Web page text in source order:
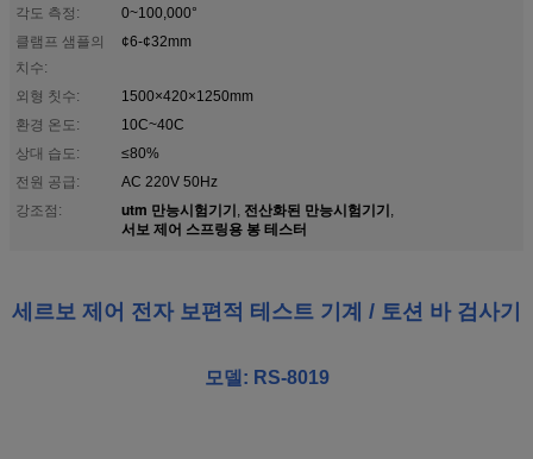
각도 측정:
0~100,000°
클램프 샘플의
치수:
¢6-¢32mm
외형 칫수:
1500×420×1250mm
환경 온도:
10C~40C
상대 습도:
≤80%
전원 공급:
AC 220V 50Hz
강조점:
utm 만능시험기기, 전산화된 만능시험기기,
서보 제어 스프링용 봉 테스터
세르보 제어 전자 보편적 테스트 기계 / 토션 바 검사기
모델: RS-8019